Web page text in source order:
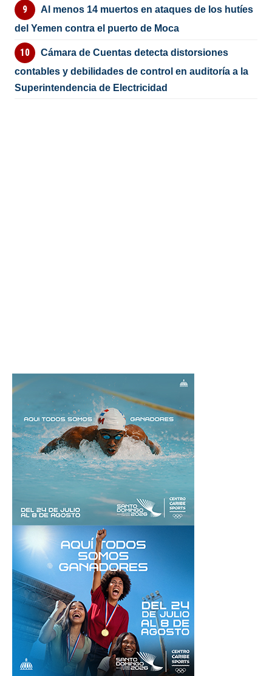
Al menos 14 muertos en ataques de los hutíes
del Yemen contra el puerto de Moca
Cámara de Cuentas detecta distorsiones
contables y debilidades de control en auditoría a la
Superintendencia de Electricidad